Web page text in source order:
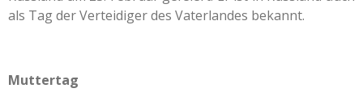
als Tag der Verteidiger des Vaterlandes bekannt.
Muttertag